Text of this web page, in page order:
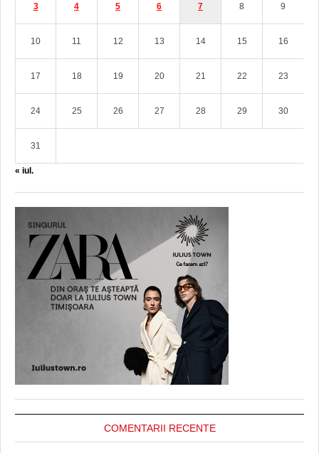
3 4 5 6 7 8 9
10 11 12 13 14 15 16
17 18 19 20 21 22 23
24 25 26 27 28 29 30
31
« iul.
COMENTARII RECENTE